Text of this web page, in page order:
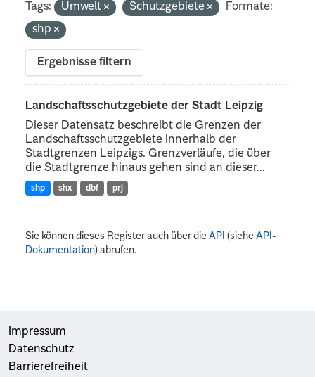
Tags: Umwelt Schutzgebiete
Formate:
shp
Ergebnisse filtern
Landschaftsschutzgebiete der Stadt Leipzig
Dieser Datensatz beschreibt die Grenzen der
Landschaftsschutzgebiete innerhalb der
Stadtgrenzen Leipzigs. Grenzverläufe, die über
die Stadtgrenze hinaus gehen sind an dieser...
shp shx dbf prj
Sie können dieses Register auch über dieAPI (sieheAPI-
Dokumentation) abrufen.
Impressum
Datenschutz
Barrierefreiheit